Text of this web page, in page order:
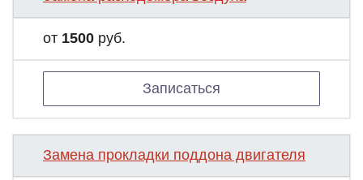
от 1500 руб.
Записаться
Замена прокладки поддона двигателя